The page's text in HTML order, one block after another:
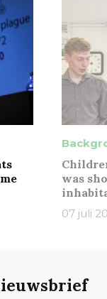
was
07 juli